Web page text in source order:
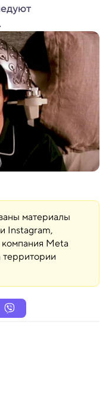
материалы
Instagram,
Meta